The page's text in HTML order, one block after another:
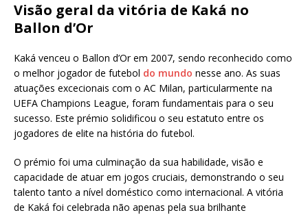
Visão geral da vitória de Kaká no
Ballon d’Or
Kaká venceu o Ballon d’Or em 2007, sendo reconhecido como
o melhor jogador de futebol do mundo nesse ano. As suas
atuações excecionais com o AC Milan, particularmente na
UEFA Champions League, foram fundamentais para o seu
sucesso. Este prémio solidificou o seu estatuto entre os
jogadores de elite na história do futebol.
O prémio foi uma culminação da sua habilidade, visão e
capacidade de atuar em jogos cruciais, demonstrando o seu
talento tanto a nível doméstico como internacional. A vitória
de Kaká foi celebrada não apenas pela sua brilhante